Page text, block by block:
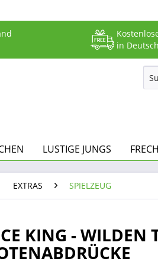
in
LUSTIGE JUNGS
EXTRAS SPIELZEUG
KING - WILDEN